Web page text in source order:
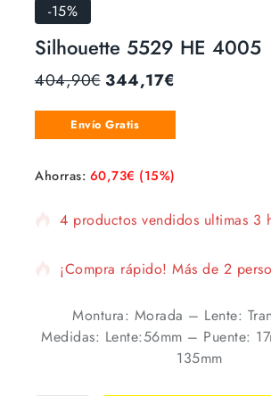
-15%
Silhouette 5529 HE 4005
404,90€ 344,17€
Envío Gratis
Ahorras: 60,73€ (15%)
4 productos vendidos ultimas 3
¡Compra rápido! Más de 2
Montura: Morada – Lente:
Medidas: Lente:56mm – Puente:
135mm